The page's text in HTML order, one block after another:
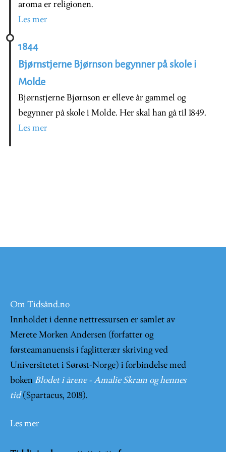
aroma er religionen.
Les mer
1844
Bjørnstjerne Bjørnson begynner på skole i
Molde
Bjørnstjerne Bjørnson er elleve år gammel og
begynner på skole i Molde. Her skal han gå til 1849.
Les mer
Om Tidsånd.no
Innholdet i denne nettressursen er samlet av
Merete Morken Andersen (forfatter og
førsteamanuensis i faglitterær skriving ved
Universitetet i Sørøst-Norge) i forbindelse med
boken Blodet i årene - Amalie Skram og hennes
tid (Spartacus, 2018).
Les mer